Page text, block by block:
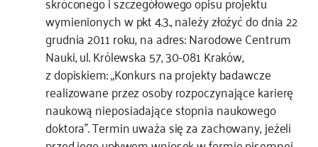
wymienionych w pkt 4.3., należy złożyć do dnia 22
grudnia 2011 roku, na adres: Narodowe Centrum
Nauki, ul. Królewska 57, 30-081 Kraków,
z dopiskiem: „Konkurs na projekty badawcze
realizowane przez osoby rozpoczynające karierę
naukową nieposiadające stopnia naukowego
doktora”. Termin uważa się za zachowany, jeżeli